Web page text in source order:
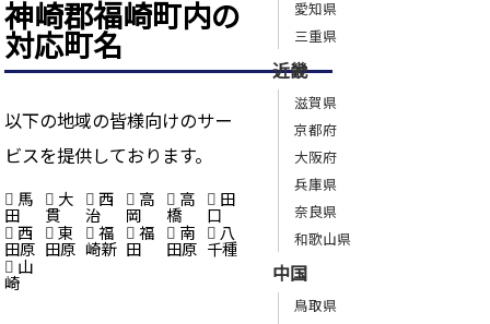
神崎郡福崎町内の
対応町名
以下の地域の皆様向けのサー
ビスを提供しております。
馬
田
大
貫
西
治
高
岡
高
橋
田
口
西
田原
東
田原
福
崎新
福
田
南
田原
八
千種
山
崎
愛知県
三重県
近畿
滋賀県
京都府
大阪府
兵庫県
奈良県
和歌山県
中国
鳥取県